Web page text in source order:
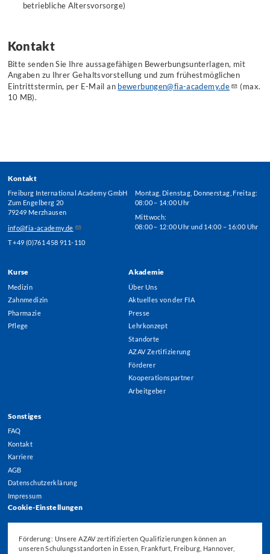
betriebliche Altersvorsorge)
Kontakt
Bitte senden Sie Ihre aussagefähigen Bewerbungsunterlagen, mit
Angaben zu Ihrer Gehaltsvorstellung und zum frühestmöglichen
Eintrittstermin, per E-Mail an bewerbungen@fia-academy.de
(max.
10 MB).
Kontakt
Freiburg International Academy GmbH
Zum Engelberg 20
79249 Merzhausen
info@fia-academy.de
T +49 (0)761 458 911-110
Montag, Dienstag, Donnerstag, Freitag:
08:00 – 14:00 Uhr
Mittwoch:
08:00 – 12:00 Uhr und 14:00 – 16:00 Uhr
Footer
Menu
Kurse
Medizin
Zahnmedizin
Pharmazie
Pflege
Akademie
Über Uns
Aktuelles von der FIA
Presse
Lehrkonzept
Standorte
AZAV Zertifizierung
Förderer
Kooperationspartner
Arbeitgeber
Sonstiges
FAQ
Kontakt
Karriere
AGB
Datenschutzerklärung
Impressum
Cookie-Einstellungen
Förderung: Unsere AZAV zertifizierten Qualifizierungen können an
unseren Schulungsstandorten in Essen, Frankfurt, Freiburg, Hannover,